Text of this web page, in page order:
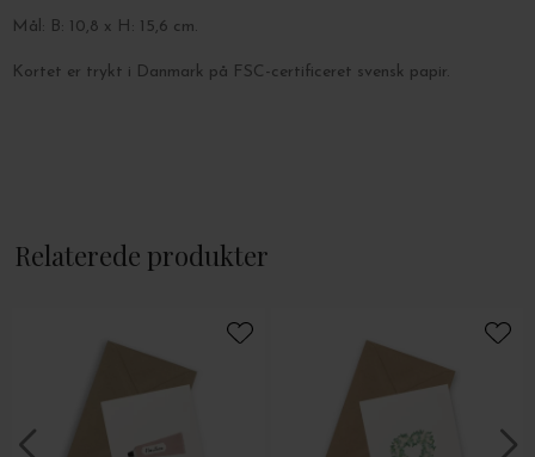
Mål: B: 10,8 x H: 15,6 cm.
Kortet er trykt i Danmark på FSC-certificeret svensk papir.
Relaterede produkter